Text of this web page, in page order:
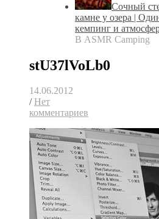
Сочный
камне у озера |
кемпинг и
В ASMR Camping
stU37lVoLb0
14.06.2012
/ Нет
комментариев